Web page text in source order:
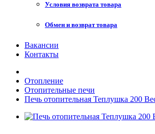
Условия возврата товара
Обмен и возврат товара
Вакансии
Контакты
Отопление
Отопительные печи
Печь отопительная Теплушка 200